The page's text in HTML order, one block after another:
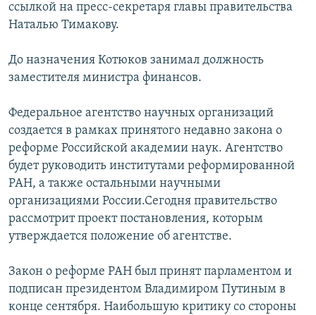
ссылкой на пресс-секретаря главы правительства
Наталью Тимакову.
До назначения Котюков занимал должность
заместителя министра финансов.
Федеральное агентство научных организаций
создается в рамках принятого недавно закона о
реформе Российской академии наук. Агентство
будет руководить институтами реформированной
РАН, а также остальными научными
организациями России.Сегодня правительство
рассмотрит проект постановления, которым
утверждается положение об агентстве.
Закон о реформе РАН был принят парламентом и
подписан президентом Владимиром Путиным в
конце сентября. Наибольшую критику со стороны